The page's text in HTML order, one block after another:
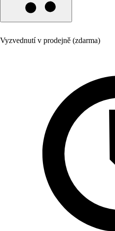
Vyzvednutí v prodejně (zdarma)